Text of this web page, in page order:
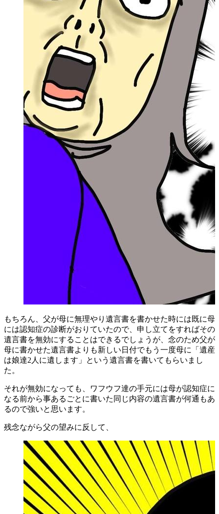
もちろん、父が母に無理やり遺言書を書かせた時には既に母
には認知症の診断がおりていたので、申し立てをすればその
遺言書を無効にすることはできるでしょうが、念のため父が
母に書かせた遺言書よりも新しい日付でもう一度母に「遺産
は娘達2人に遺します」という遺言書を書いてもらいまし
た。
それが無効になっても、ワフウフ達の手元には母が認知症に
なる前から事あるごとに書いた同じ内容の遺言書が何通もあ
るので強いと思います。
残念ながら父の望みに反して、